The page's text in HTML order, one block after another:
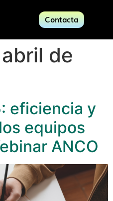
Contacta
de
eficiencia y
equipos
ANCO